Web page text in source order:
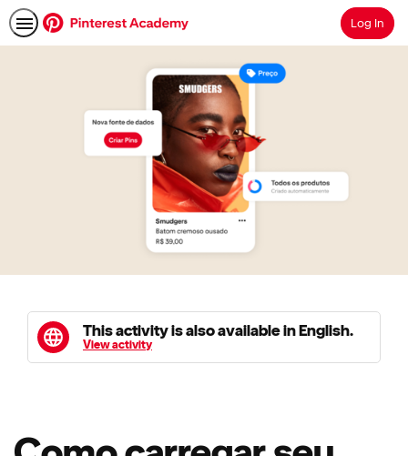
SearchLog In
This activity is also available in English.
View activity